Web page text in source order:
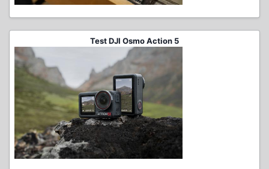
Test DJI Osmo Action 5